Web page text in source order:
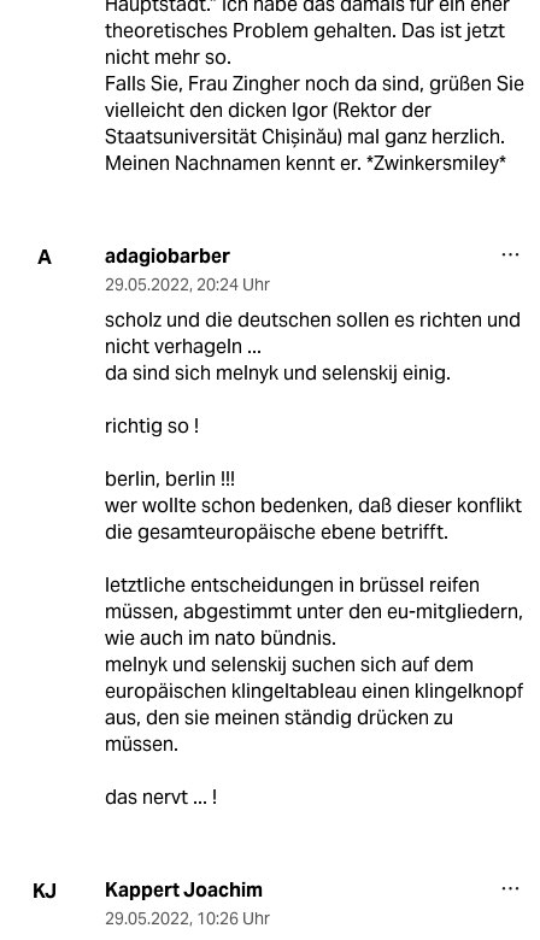
theoretisches Problem gehalten. Das ist jetzt
nicht mehr so.
Falls Sie, Frau Zingher noch da sind, grüßen Sie
vielleicht den dicken Igor (Rektor der
Staatsuniversität Chișinău) mal ganz herzlich.
Meinen Nachnamen kennt er. *Zwinkersmiley*
A adagiobarber
29.05.2022, 20:24 Uhr
scholz und die deutschen sollen es richten und
nicht verhageln ...
da sind sich melnyk und selenskij einig.
richtig so !
berlin, berlin !!!
wer wollte schon bedenken, daß dieser konflikt
die gesamteuropäische ebene betrifft.
letztliche entscheidungen in brüssel reifen
müssen, abgestimmt unter den eu-mitgliedern,
wie auch im nato bündnis.
melnyk und selenskij suchen sich auf dem
europäischen klingeltableau einen klingelknopf
aus, den sie meinen ständig drücken zu
müssen.
das nervt ... !
KJ Kappert Joachim
29.05.2022, 10:26 Uhr